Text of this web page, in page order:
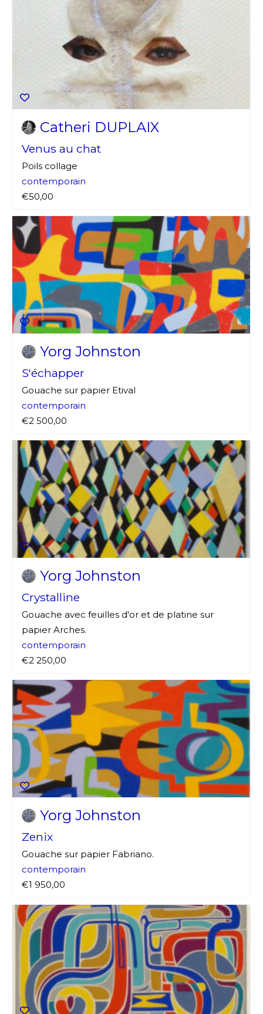
Adresse email*
Nom
Prénom
Statut / Organisation
J'accepte les termes et conditions
* Champ obligatoire
Adresse email*
Nom
Prénom
Statut / Organisation
* Champ obligatoire
Catheri DUPLAIX
Venus au chat
Poils collage
contemporain
€50,00
Yorg Johnston
S'échapper
Gouache sur papier Etival
contemporain
€2 500,00
Yorg Johnston
Crystalline
Gouache avec feuilles d'or et de platine sur
papier Arches.
contemporain
€2 250,00
Yorg Johnston
Zenix
Gouache sur papier Fabriano.
contemporain
€1 950,00